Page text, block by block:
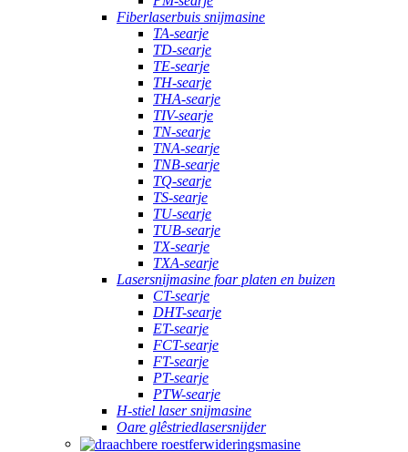
Fiberlaserbuis snijmasine
TA-searje
TD-searje
TE-searje
TH-searje
THA-searje
TIV-searje
TN-searje
TNA-searje
TNB-searje
TQ-searje
TS-searje
TU-searje
TUB-searje
TX-searje
TXA-searje
Lasersnijmasine foar platen en buizen
CT-searje
DHT-searje
ET-searje
FCT-searje
FT-searje
PT-searje
PTW-searje
H-stiel laser snijmasine
Oare glêstriedlasersnijder